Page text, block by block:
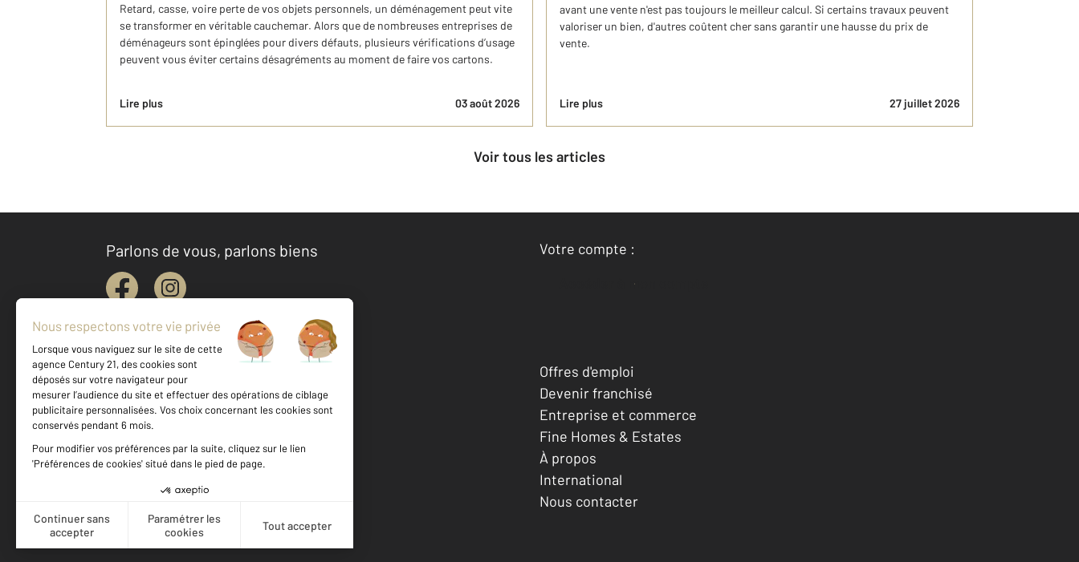
Retard, casse, voire perte de vos objets personnels, un déménagement peut vite
se transformer en véritable cauchemar. Alors que de nombreuses entreprises de
déménageurs sont épinglées pour divers défauts, plusieurs vérifications d’usage
peuvent vous éviter certains désagréments au moment de faire vos cartons.
Lire plus 03 août 2026
avant une vente n'est pas toujours le meilleur calcul. Si certains travaux peuvent
valoriser un bien, d'autres coûtent cher sans garantir une hausse du prix de
vente.
Lire plus 27 juillet 2026
Voir tous les articles
Parlons de vous, parlons biens
Votre compte :
Accéder à mon compte
Votre agence est notée
Achat
Location
Offres d'emploi
Devenir franchisé
Entreprise et commerce
Fine Homes & Estates
À propos
International
Nous contacter